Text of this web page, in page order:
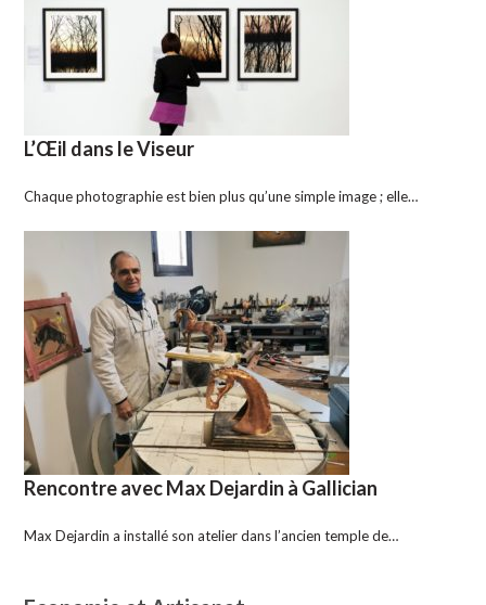
L’Œil dans le Viseur
Chaque photographie est bien plus qu’une simple image ; elle…
Rencontre avec Max Dejardin à Gallician
Max Dejardin a installé son atelier dans l’ancien temple de…